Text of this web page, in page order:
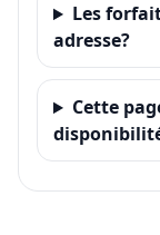
Les
adresse?
Cette